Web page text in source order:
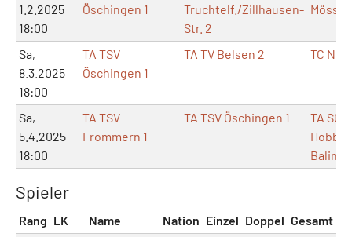
1.2.2025
18:00
Öschingen 1
Truchtelf./Zillhausen-
Str. 2
Sa,
8.3.2025
18:00
TA TSV
Öschingen 1
TA TV Belsen 2 TC
Sa,
5.4.2025
18:00
TA TSV
Frommern 1
TA TSV Öschingen 1
TA SG
Spieler
Rang LK Name Nation Einzel Doppel Gesamt